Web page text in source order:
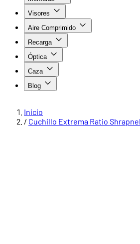
Visores
Aire Comprimido
Recarga
Óptica
Caza
Blog
Inicio
/ Cuchillo Extrema Ratio